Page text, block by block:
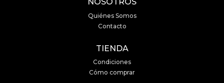
NOSOTROS
Quiénes Somos
Contacto
TIENDA
Condiciones
Cómo comprar